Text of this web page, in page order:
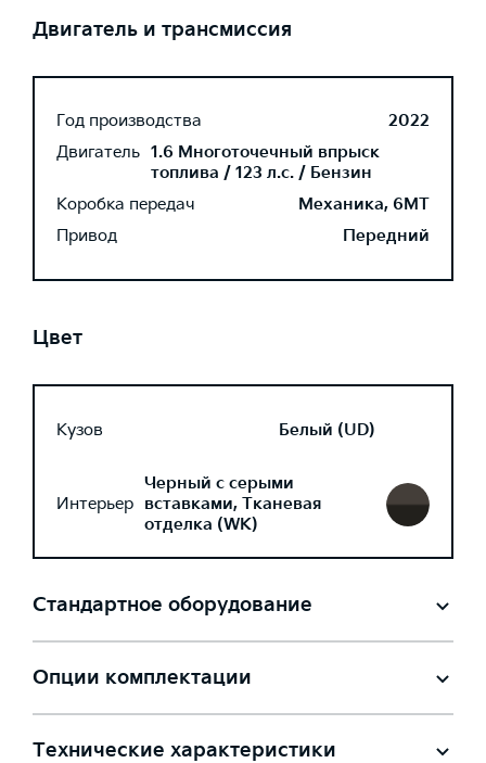
Двигатель и трансмиссия
Год производства
2022
Двигатель 1.6 Многоточечный впрыск
топлива / 123 л.с. / Бензин
Коробка передач
Механика, 6MT
Привод
Передний
Цвет
Кузов Белый (UD)
Интерьер
Черный с серыми
вставками, Тканевая
отделка (WK)
Стандартное оборудование
Опции комплектации
Технические характеристики